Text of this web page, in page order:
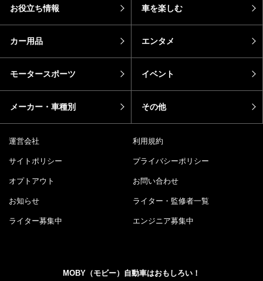
お役立ち情報 車を楽しむ
カー用品 エンタメ
モータースポーツ イベント
メーカー・車種別 その他
運営会社 利用規約
サイトポリシー プライバシーポリシー
オプトアウト お問い合わせ
お知らせ ライター・監修者一覧
ライター募集中 エンジニア募集中
MOBY（モビー）自動車はおもしろい！